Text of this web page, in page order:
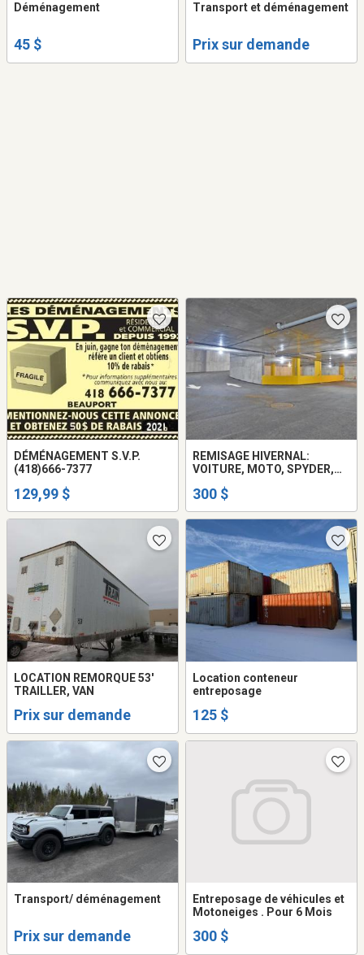
Déménagement
45 $
Transport et déménagement
Prix sur demande
DÉMÉNAGEMENT S.V.P.
(418)666-7377
129,99 $
REMISAGE HIVERNAL:
VOITURE, MOTO, SPYDER,
300 $
LOCATION REMORQUE 53'
TRAILLER, VAN
Prix sur demande
Location conteneur
entreposage
125 $
Transport/ déménagement
Prix sur demande
Entreposage de véhicules et
Motoneiges . Pour 6 Mois
300 $